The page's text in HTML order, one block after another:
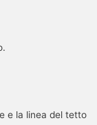
e la linea del tetto